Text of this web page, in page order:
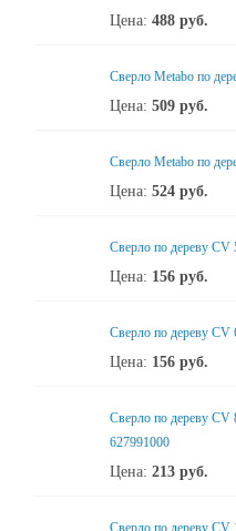
Цена: 488 руб.
Сверло Metabo по
Цена: 509 руб.
Сверло Metabo по
Цена: 524 руб.
Сверло по дереву
Цена: 156 руб.
Сверло по дереву
Цена: 156 руб.
Сверло по дереву
627991000
Цена: 213 руб.
Сверло по дереву